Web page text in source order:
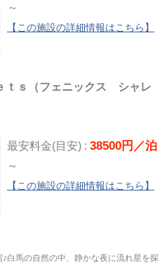
～
【この施設の詳細情報はこちら】
ｔｓ（フェニックス シャレ
最安料金(目安) : 38500円／泊
～
【この施設の詳細情報はこちら】
白馬の自然の中、静かな夜に流れ星を探